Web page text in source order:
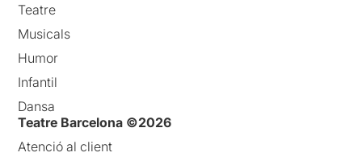
Teatre
Musicals
Humor
Infantil
Dansa
Teatre Barcelona ©2026
Atenció al client